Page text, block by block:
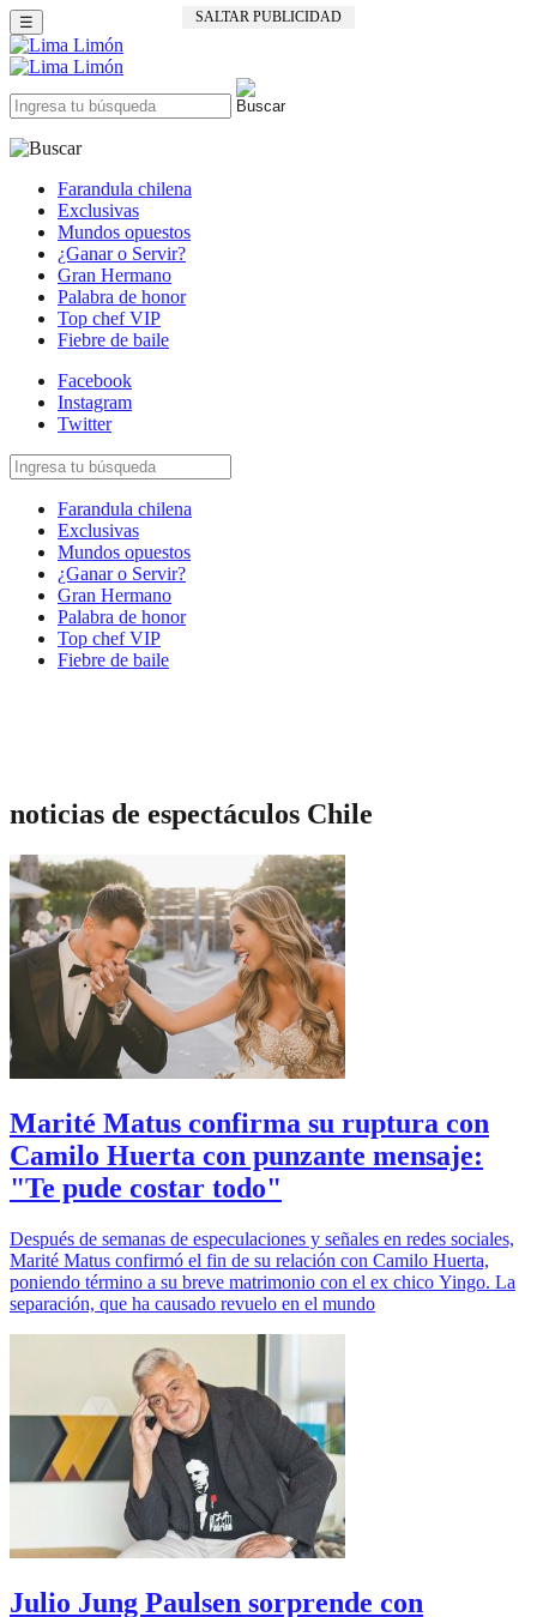
SALTAR PUBLICIDAD
☰
Farandula chilena
Exclusivas
Mundos opuestos
¿Ganar o Servir?
Gran Hermano
Palabra de honor
Top chef VIP
Fiebre de baile
Facebook
Instagram
Twitter
Farandula chilena
Exclusivas
Mundos opuestos
¿Ganar o Servir?
Gran Hermano
Palabra de honor
Top chef VIP
Fiebre de baile
noticias de espectáculos Chile
Marité Matus confirma su ruptura con
Camilo Huerta con punzante mensaje:
"Te pude costar todo"
Después de semanas de especulaciones y señales en redes sociales,
Marité Matus confirmó el fin de su relación con Camilo Huerta,
poniendo término a su breve matrimonio con el ex chico Yingo. La
separación, que ha causado revuelo en el mundo
Julio Jung Paulsen sorprende con